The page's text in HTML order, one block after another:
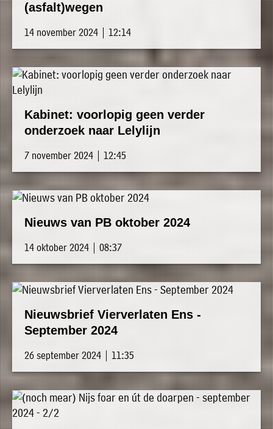
(asfalt)wegen
14 november 2024 | 12:14
Kabinet: voorlopig geen verder
onderzoek naar Lelylijn
7 november 2024 | 12:45
Nieuws van PB oktober 2024
14 oktober 2024 | 08:37
Nieuwsbrief Vierverlaten Ens -
September 2024
26 september 2024 | 11:35